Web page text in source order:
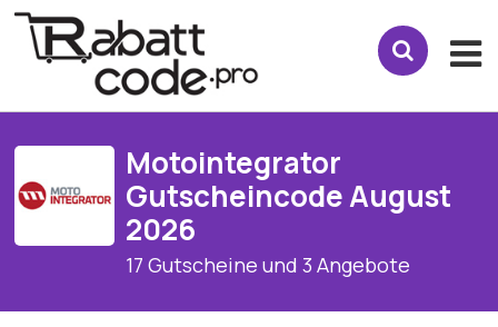
Motointegrator
Gutscheincode August
2026
17 Gutscheine und 3 Angebote